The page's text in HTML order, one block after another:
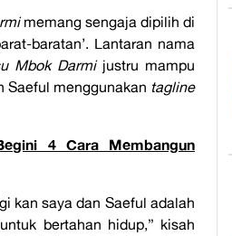
memang sengaja dipilih di
baratan’. Lantaran nama
Mbok Darmijustru mampu
Saeful menggunakan tagline
4 Cara Membangun
kan saya dan Saeful adalah
bertahan hidup,” kisah